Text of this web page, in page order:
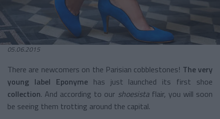
05.06.2015
There are newcomers on the Parisian cobblestones! The very
young label Eponymehas just launched its first shoe
collection. And according to our shoesistaflair, you will soon
be seeing them trotting around the capital.